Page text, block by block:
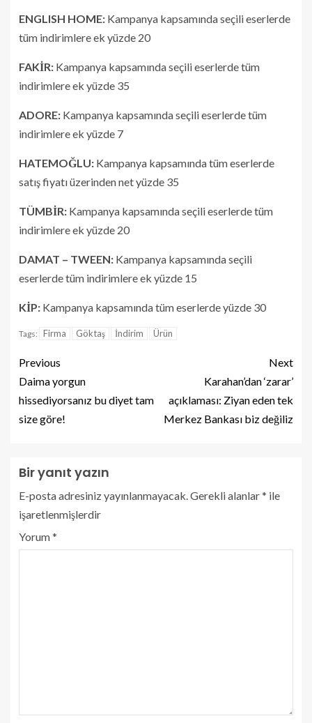
ENGLISH HOME: Kampanya kapsamında seçili eserlerde
tüm indirimlere ek yüzde 20
FAKİR: Kampanya kapsamında seçili eserlerde tüm
indirimlere ek yüzde 35
ADORE: Kampanya kapsamında seçili eserlerde tüm
indirimlere ek yüzde 7
HATEMOĞLU: Kampanya kapsamında tüm eserlerde
satış fiyatı üzerinden net yüzde 35
TÜMBİR: Kampanya kapsamında seçili eserlerde tüm
indirimlere ek yüzde 20
DAMAT – TWEEN: Kampanya kapsamında seçili
eserlerde tüm indirimlere ek yüzde 15
KİP: Kampanya kapsamında tüm eserlerde yüzde 30
Tags: Firma Göktaş İndirim Ürün
Previous
Daima yorgun
hissediyorsanız bu diyet tam
size göre!
Next
Karahan’dan ‘zarar’
açıklaması: Ziyan eden tek
Merkez Bankası biz değiliz
Bir yanıt yazın
E-posta adresiniz yayınlanmayacak.Gerekli alanlar* ile
işaretlenmişlerdir
Yorum*